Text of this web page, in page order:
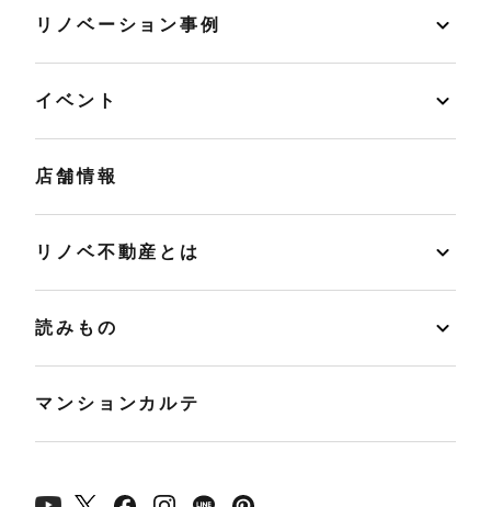
リノベーション事例
イベント
店舗情報
リノベ不動産とは
読みもの
マンションカルテ